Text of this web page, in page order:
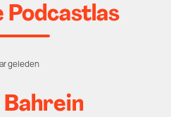
Podcastlas
geleden